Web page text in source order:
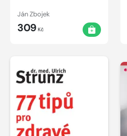
Ján Zbojek
309 Kč